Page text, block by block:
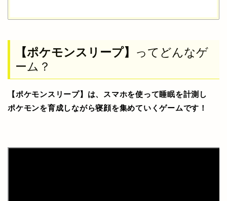
【ポケモンスリープ】
ってどんなゲ
ーム？
【ポケモンスリープ】は、スマホを使って睡眠を計測し
ポケモンを育成しながら寝顔を集めていくゲームです！